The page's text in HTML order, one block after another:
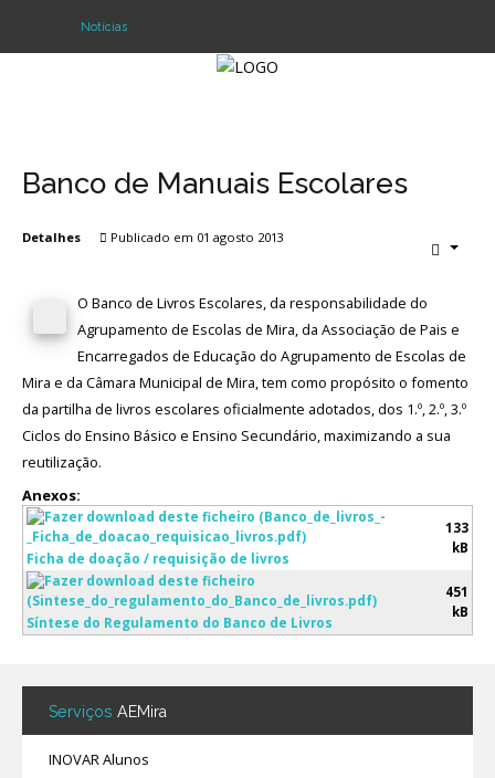
Agrupamento
Oferta
Notícias
Projetos
Avaliação
Notícias
Banco de Manuais Escolares
Detalhes Publicado em 01 agosto 2013
O Banco de Livros Escolares, da responsabilidade do
Agrupamento de Escolas de Mira, da Associação de Pais e
Encarregados de Educação do Agrupamento de Escolas de
Mira e da Câmara Municipal de Mira, tem como propósito o fomento
da partilha de livros escolares oficialmente adotados, dos 1.º, 2.º, 3.º
Ciclos do Ensino Básico e Ensino Secundário, maximizando a sua
reutilização.
Anexos:
Ficha de doação / requisição de livros
133
kB
Síntese do Regulamento do Banco de Livros
451
kB
Serviços AEMira
INOVAR Alunos